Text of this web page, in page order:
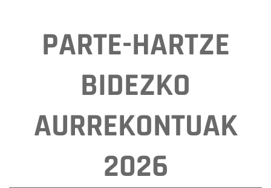
PARTE-HARTZE
BIDEZKO
AURREKONTUAK
2026